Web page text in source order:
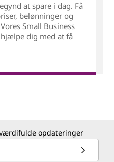
at spare i dag. Få
belønninger og
Small Business
dig med at få
opdateringer